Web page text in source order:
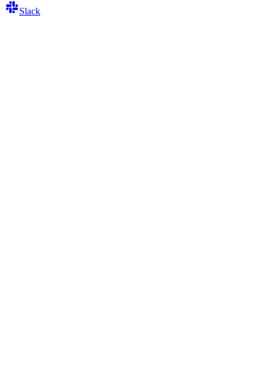
Slack